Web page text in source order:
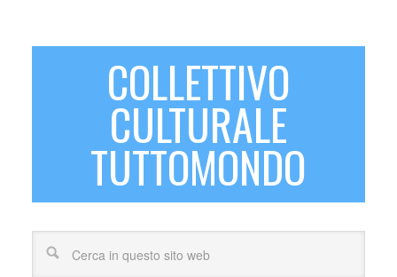
COLLETTIVO
CULTURALE
TUTTOMONDO